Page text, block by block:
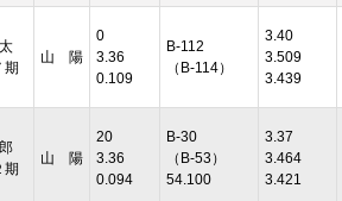
期
山 陽
0
3.36
0.109
B-112
（B-114）
3.40
3.509
3.439
期
山 陽
20
3.36
0.094
B-30
（B-53）
54.100
3.37
3.464
3.421